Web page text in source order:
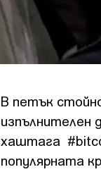
В петък
изпълнителен
хаштага
популярната